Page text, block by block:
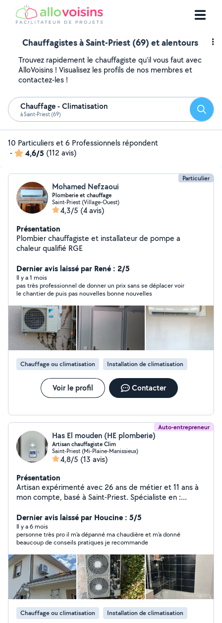
Chauffagistes à Saint-Priest (69) et alentours
Trouvez rapidement le chauffagiste qu'il vous faut avec
AlloVoisins ! Visualisez les profils de nos membres et
contactez-les !
Chauffage - Climatisation
à Saint-Priest (69)
10 Particuliers et 6 Professionnels répondent
-
4,6/5 (112 avis)
Particulier
Mohamed Nefzaoui
Plomberie et chauffage
Saint-Priest (Village-Ouest)
4,3/5 (4 avis)
Présentation
Plombier chauffagiste et installateur de pompe a
chaleur qualifié RGE
Dernier avis laissé par René : 2/5
Il y a 1 mois
pas très professionnel de donner un prix sans se déplacer voir
le chantier de puis pas nouvelles bonne nouvelles
Chauffage ou climatisation Installation de climatisation
Voir le profil Contacter
Auto-entrepreneur
Has El mouden (HE plomberie)
Artisan chauffagiste Clim
Saint-Priest (Mi-Plaine-Manissieux)
4,8/5 (13 avis)
Présentation
Artisan expérimenté avec 26 ans de métier et 11 ans à
mon compte, basé à Saint-Priest. Spécialiste en :
installations sanitaires Électricité et remise aux normes
Climatisation : installation, entretien et dépannage
Certifié PGI Gaz, titulaire de l'assurance décennale et
RGE Intervention rapide et soignée Devis clair et gratuit
Travail garanti
Dernier avis laissé par Houcine : 5/5
Il y a 6 mois
personne très pro il m'a dépanné ma chaudière et m'a donné
beaucoup de conseils pratiques je recommande
Chauffage ou climatisation Installation de climatisation